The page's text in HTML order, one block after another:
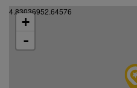
4.83036952.64576
+
-